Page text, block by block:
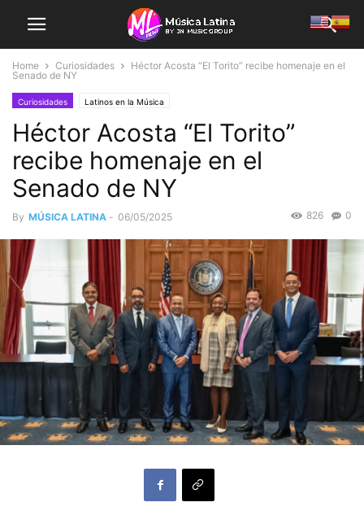
Home Curiosidades
Héctor Acosta “El Torito” recibe homenaje en el
Senado de NY
Curiosidades Latinos en la Música
Héctor Acosta “El Torito”
recibe homenaje en el
Senado de NY
By MÚSICA LATINA - 06/05/2025 0
826